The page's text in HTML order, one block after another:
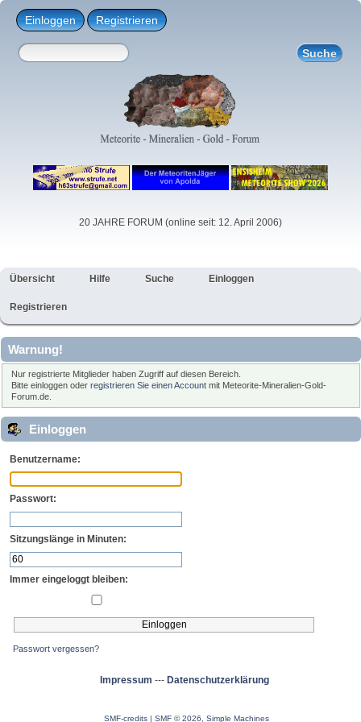
Einloggen Registrieren
20 JAHRE FORUM (online seit: 12. April 2006)
Übersicht Hilfe Suche Einloggen
Registrieren
Warnung!
Nur registrierte Mitglieder haben Zugriff auf diesen Bereich.
Bitte einloggen oderregistrieren Sie einen Account mit Meteorite-Mineralien-Gold-
Forum.de.
Einloggen
Benutzername:
Passwort:
Sitzungslänge in Minuten:
Immer eingeloggt bleiben:
Passwort vergessen?
Impressum --- Datenschutzerklärung
SMF-credits SMF © 2026, Simple Machines